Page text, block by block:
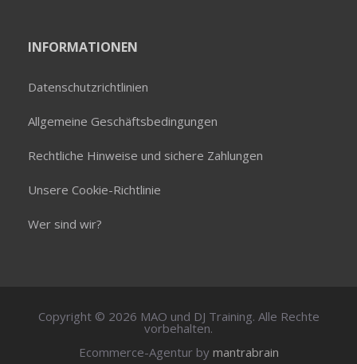
INFORMATIONEN
Datenschutzrichtlinien
Allgemeine Geschäftsbedingungen
Rechtliche Hinweise und sichere Zahlungen
Unsere Cookie-Richtlinie
Wer sind wir?
Copyright © 2026 MAO und DJ Training. Alle Rechte
vorbehalten.
Ecommerce-Agentur by mantrabrain